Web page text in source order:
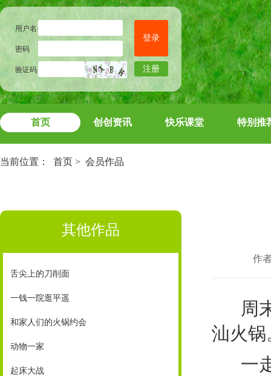
用户名
密码
验证码
登录
注册
首页 创创资讯 快乐课堂 特别推
当前位置： 首页 > 会员作品
其他作品
舌尖上的刀削面
一钱一院逛平遥
和家人们的火锅约会
动物一家
起床大战
作
周末
汕火锅
一走